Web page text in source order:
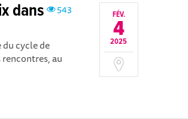
FÉV.
4
2025
543
dans
du cycle de
au